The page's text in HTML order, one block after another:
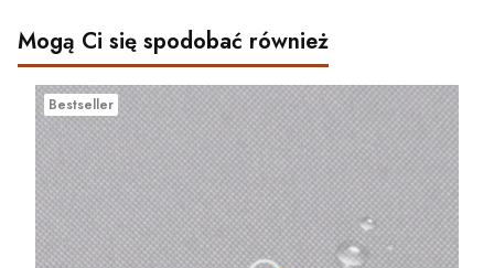
Mogą Ci się spodobać również
Bestseller